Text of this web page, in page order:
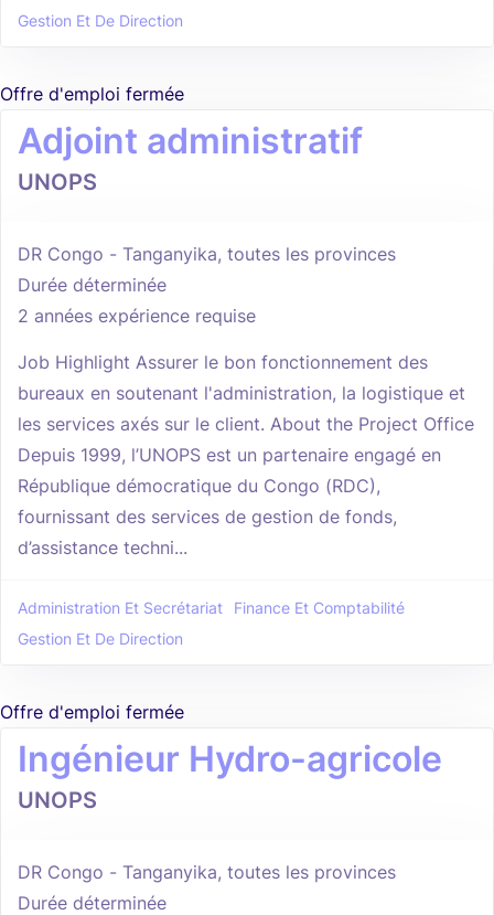
Gestion Et De Direction
Offre d'emploi fermée
Adjoint administratif
UNOPS
DR Congo - Tanganyika, toutes les provinces
Durée déterminée
2 années expérience requise
Job Highlight Assurer le bon fonctionnement des
bureaux en soutenant l'administration, la logistique et
les services axés sur le client. About the Project Office
Depuis 1999, l’UNOPS est un partenaire engagé en
République démocratique du Congo (RDC),
fournissant des services de gestion de fonds,
d’assistance techni...
Administration Et Secrétariat
Finance Et Comptabilité
Gestion Et De Direction
Offre d'emploi fermée
Ingénieur Hydro-agricole
UNOPS
DR Congo - Tanganyika, toutes les provinces
Durée déterminée